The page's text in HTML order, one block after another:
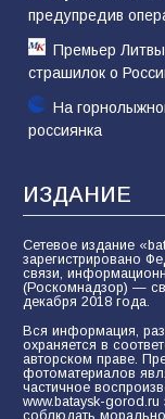
предупредив
Премьер
страшилок о
На
россиянка
ИЗДАНИЕ
Сетевое издание
зарегистрировано
связи,
(Роскомнадзор) —
декабря 2018 года.
Вся информация,
охраняется в
авторском праве.
фотоматериалов
частичное
www.bataysk-
соблюдать